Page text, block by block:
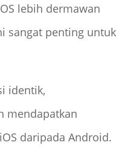
lebih dermawan
sangat penting untuk
identik,
mendapatkan
daripada Android.